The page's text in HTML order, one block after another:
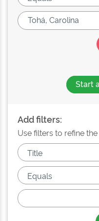
Start
Add filters:
Use filters to refine